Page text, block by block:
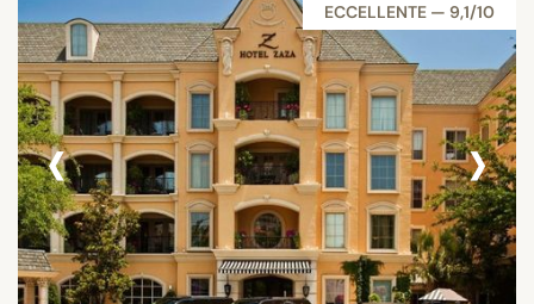
ECCELLENTE — 9,1/10
‹ ›